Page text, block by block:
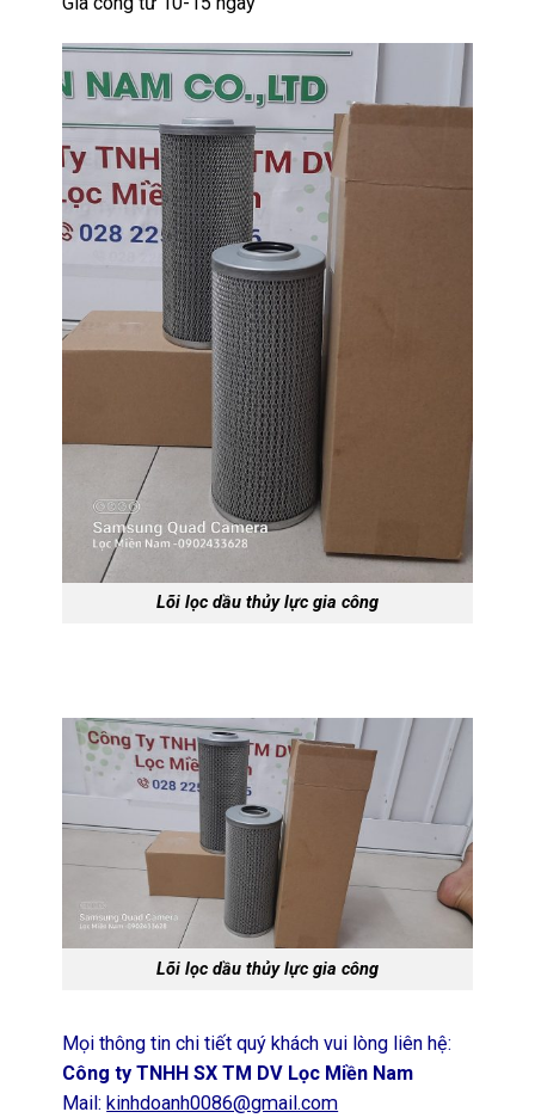
Lõi lọc dầu thủy lực gia công
Lõi lọc dầu thủy lực gia công
Mọi thông tin chi tiết quý khách vui lòng liên hệ:
Công ty TNHH SX TM DV Lọc Miền Nam
Mail:kinhdoanh0086@gmail.com